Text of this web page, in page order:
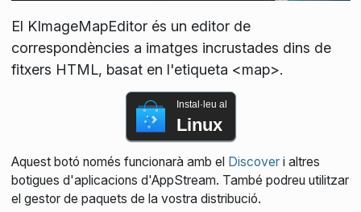
El KImageMapEditor és un editor de
correspondències a imatges incrustades dins de
fitxers HTML, basat en l'etiqueta <map>.
Instal·leu al
Linux
Aquest botó només funcionarà amb el Discoveri altres
botigues d'aplicacions d'AppStream. També podreu utilitzar
el gestor de paquets de la vostra distribució.